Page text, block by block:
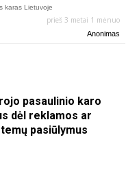
karas Lietuvoje
prieš 3 metai 1 mėnuo
Anonimas
pasaulinio karo
dėl reklamos ar
pasiūlymus